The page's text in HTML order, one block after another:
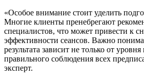
«Особое внимание стоит уделить
Многие клиенты пренебрегают
специалистов, что может привести к
эффективности сеансов. Важно
результата зависит не только от
правильного соблюдения всех
эксперт.